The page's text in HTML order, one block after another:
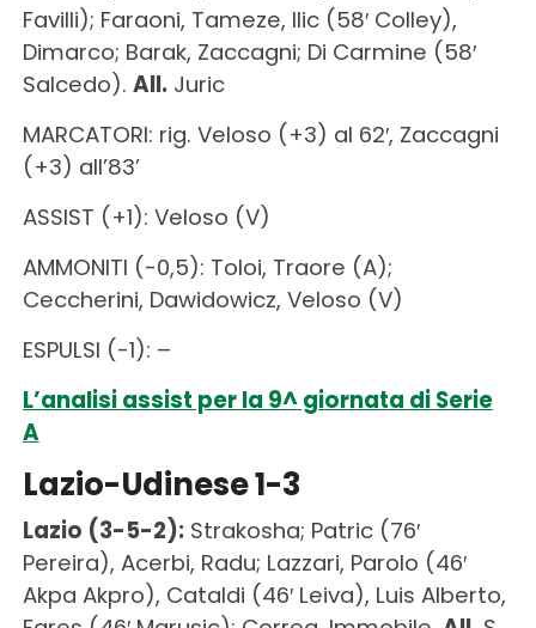
Favilli); Faraoni, Tameze, Ilic (58′ Colley),
Dimarco; Barak, Zaccagni; Di Carmine (58′
Salcedo). All. Juric
MARCATORI: rig. Veloso (+3) al 62′, Zaccagni
(+3) all’83’
ASSIST (+1): Veloso (V)
AMMONITI (-0,5): Toloi, Traore (A);
Ceccherini, Dawidowicz, Veloso (V)
ESPULSI (-1): –
L’analisi assist per la 9^ giornata di Serie
A
Lazio-Udinese 1-3
Lazio (3-5-2):Strakosha; Patric (76′
Pereira), Acerbi, Radu; Lazzari, Parolo (46′
Akpa Akpro), Cataldi (46′ Leiva), Luis Alberto,